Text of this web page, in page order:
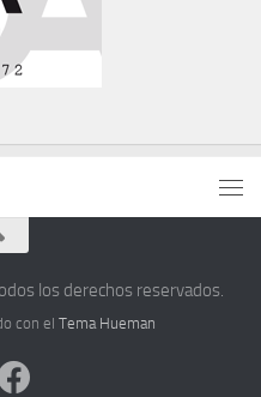
los derechos reservados.
con elTema Hueman